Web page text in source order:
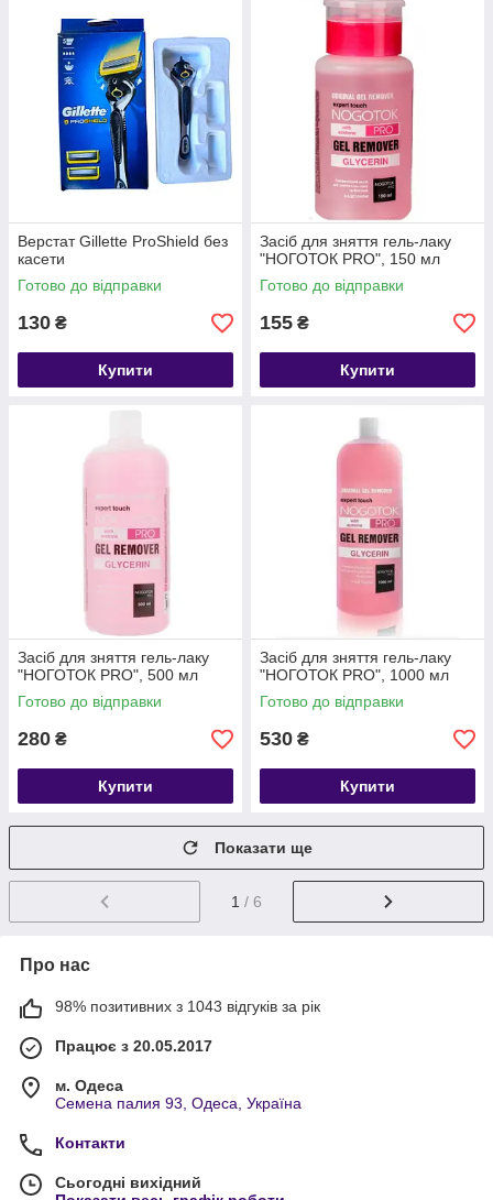
Верстат Gillette ProShield без
касети
Готово до відправки
130 ₴
Купити
Засіб для зняття гель-лаку
"НОГОТОК PRO", 150 мл
Готово до відправки
155 ₴
Купити
Засіб для зняття гель-лаку
"НОГОТОК PRO", 500 мл
Готово до відправки
280 ₴
Купити
Засіб для зняття гель-лаку
"НОГОТОК PRO", 1000 мл
Готово до відправки
530 ₴
Купити
Показати ще
1 / 6
Про нас
98% позитивних з 1043 відгуків за рік
Працює з 20.05.2017
м. Одеса
Семена палия 93, Одеса, Україна
Контакти
Сьогодні вихідний